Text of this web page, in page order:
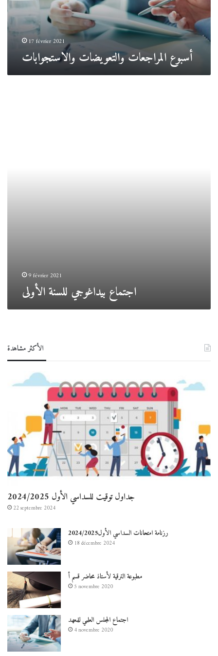
17 février 2021
أسبوع المراجعات والتعويضات والاستجوابات
9 février 2021
اجتماع بيداغوجي للسنة الأولى
الأكثر مشاهدة
جداول توقيت للسداسي الأول 2024/2025
22 septembre 2024
رزنامة امتحانات السداسي الأول2024/2025
18 décembre 2024
مطبوعة الترقية لأستاذ محاضر قسم أ
5 novembre 2020
اجتماع المجلس العلمي للمعهد
4 novembre 2020